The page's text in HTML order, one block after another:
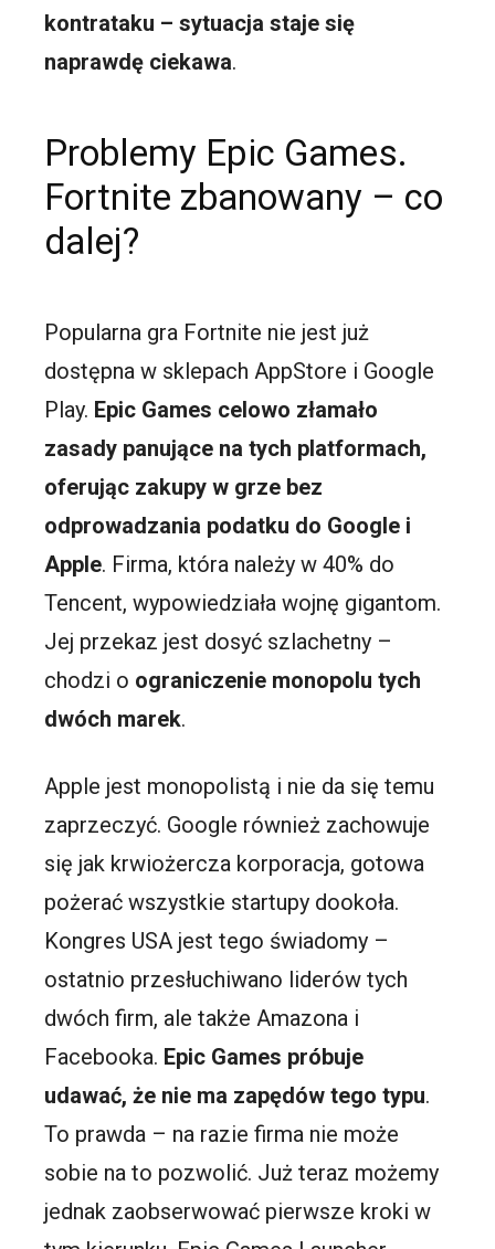
kontrataku – sytuacja staje się
naprawdę ciekawa.
Problemy Epic Games.
Fortnite zbanowany – co
dalej?
Popularna gra Fortnite nie jest już
dostępna w sklepach AppStore i Google
Play. Epic Games celowo złamało
zasady panujące na tych platformach,
oferując zakupy w grze bez
odprowadzania podatku do Google i
Apple. Firma, która należy w 40% do
Tencent, wypowiedziała wojnę gigantom.
Jej przekaz jest dosyć szlachetny –
chodzi o ograniczenie monopolu tych
dwóch marek.
Apple jest monopolistą i nie da się temu
zaprzeczyć. Google również zachowuje
się jak krwiożercza korporacja, gotowa
pożerać wszystkie startupy dookoła.
Kongres USA jest tego świadomy –
ostatnio przesłuchiwano liderów tych
dwóch firm, ale także Amazona i
Facebooka. Epic Games próbuje
udawać, że nie ma zapędów tego typu.
To prawda – na razie firma nie może
sobie na to pozwolić. Już teraz możemy
jednak zaobserwować pierwsze kroki w